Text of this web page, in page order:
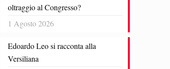
oltraggio al Congresso?
1 Agosto 2026
Edoardo Leo si racconta alla
Versiliana